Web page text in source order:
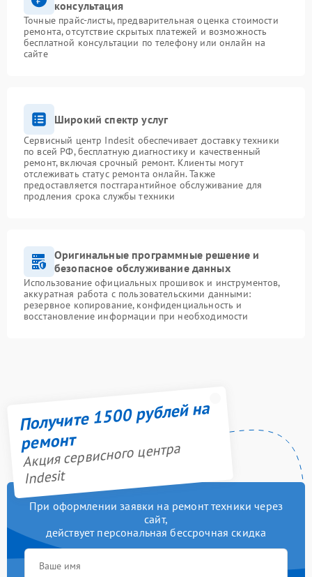
консультация
Точные прайс-листы, предварительная оценка стоимости
ремонта, отсутствие скрытых платежей и возможность
бесплатной консультации по телефону или онлайн на
сайте
Широкий спектр услуг
Сервисный центр Indesit обеспечивает доставку техники
по всей РФ, бесплатную диагностику и качественный
ремонт, включая срочный ремонт. Клиенты могут
отслеживать статус ремонта онлайн. Также
предоставляется постгарантийное обслуживание для
продления срока службы техники
Оригинальные программные решение и
безопасное обслуживание данных
Использование официальных прошивок и инструментов,
аккуратная работа с пользовательскими данными:
резервное копирование, конфиденциальность и
восстановление информации при необходимости
Получите 1500 рублей на
ремонт
Акция сервисного центра
Indesit
При оформлении заявки на ремонт техники через
сайт,
действует персональная бессрочная скидка